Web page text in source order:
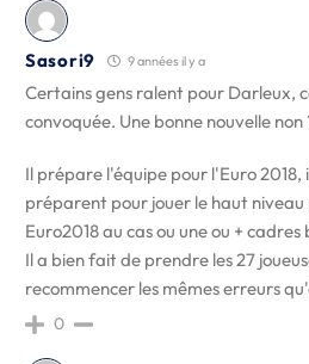
Sasori9 9 années il y a
Certains gens ralent pour Darleux,
convoquée. Une bonne nouvelle non
Il prépare l'équipe pour l'Euro 2018,
préparent pour jouer le haut
Euro2018 au cas ou une ou + cadres
Il a bien fait de prendre les 27
recommencer les mêmes erreurs
0